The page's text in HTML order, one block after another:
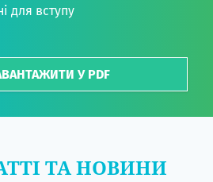
для вступу
У PDF
ТА НОВИНИ